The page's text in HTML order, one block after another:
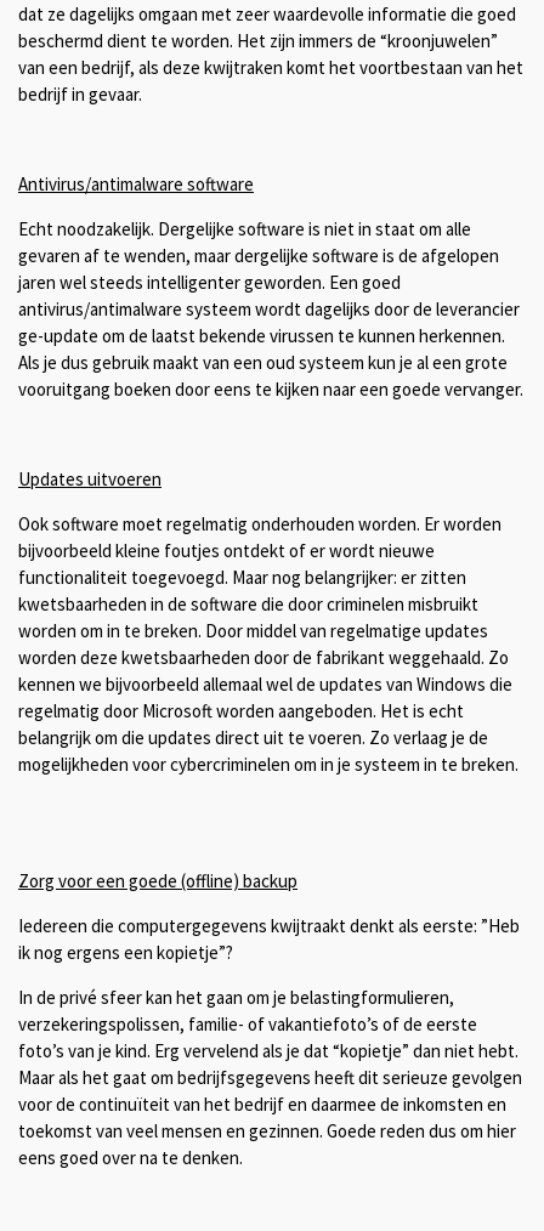
dat ze dagelijks omgaan met zeer waardevolle informatie die goed
beschermd dient te worden. Het zijn immers de “kroonjuwelen”
van een bedrijf, als deze kwijtraken komt het voortbestaan van het
bedrijf in gevaar.
Antivirus/antimalware software
Echt noodzakelijk. Dergelijke software is niet in staat om alle
gevaren af te wenden, maar dergelijke software is de afgelopen
jaren wel steeds intelligenter geworden. Een goed
antivirus/antimalware systeem wordt dagelijks door de leverancier
ge-update om de laatst bekende virussen te kunnen herkennen.
Als je dus gebruik maakt van een oud systeem kun je al een grote
vooruitgang boeken door eens te kijken naar een goede vervanger.
Updates uitvoeren
Ook software moet regelmatig onderhouden worden. Er worden
bijvoorbeeld kleine foutjes ontdekt of er wordt nieuwe
functionaliteit toegevoegd. Maar nog belangrijker: er zitten
kwetsbaarheden in de software die door criminelen misbruikt
worden om in te breken. Door middel van regelmatige updates
worden deze kwetsbaarheden door de fabrikant weggehaald. Zo
kennen we bijvoorbeeld allemaal wel de updates van Windows die
regelmatig door Microsoft worden aangeboden. Het is echt
belangrijk om die updates direct uit te voeren. Zo verlaag je de
mogelijkheden voor cybercriminelen om in je systeem in te breken.
Zorg voor een goede (offline) backup
Iedereen die computergegevens kwijtraakt denkt als eerste: ”Heb
ik nog ergens een kopietje”?
In de privé sfeer kan het gaan om je belastingformulieren,
verzekeringspolissen, familie- of vakantiefoto’s of de eerste
foto’s van je kind. Erg vervelend als je dat “kopietje” dan niet hebt.
Maar als het gaat om bedrijfsgegevens heeft dit serieuze gevolgen
voor de continuïteit van het bedrijf en daarmee de inkomsten en
toekomst van veel mensen en gezinnen. Goede reden dus om hier
eens goed over na te denken.